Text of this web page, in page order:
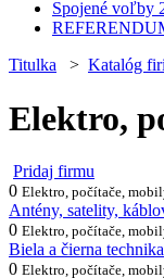
Spojené voľby
Titulka > Katalóg
Elektro,
Pridaj firmu
0 Elektro, počítače,
Antény, satelity,
0 Elektro, počítače,
Biela a čierna technika
0 Elektro, počítače,